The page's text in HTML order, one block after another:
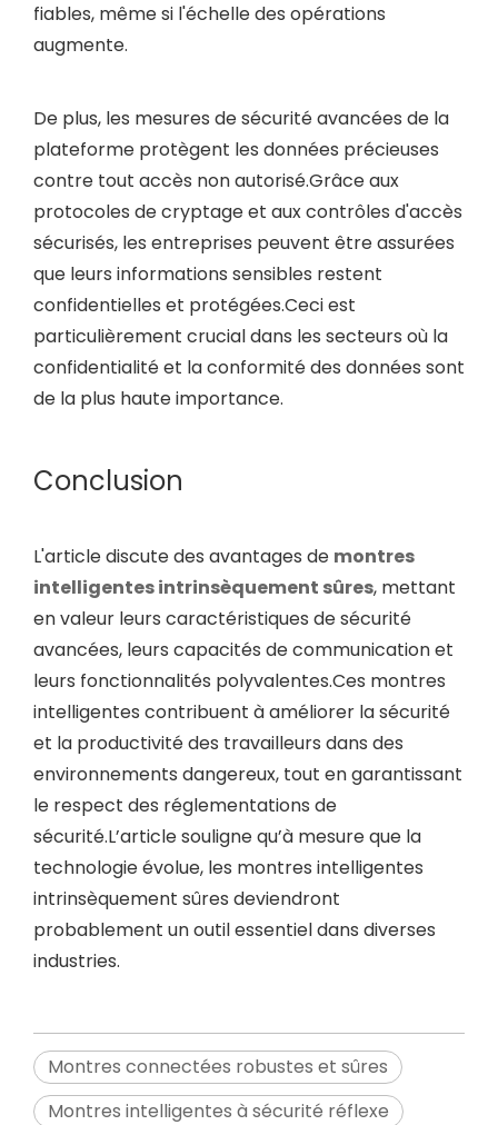
fiables, même si l'échelle des opérations
augmente.
De plus, les mesures de sécurité avancées de la
plateforme protègent les données précieuses
contre tout accès non autorisé.Grâce aux
protocoles de cryptage et aux contrôles d'accès
sécurisés, les entreprises peuvent être assurées
que leurs informations sensibles restent
confidentielles et protégées.Ceci est
particulièrement crucial dans les secteurs où la
confidentialité et la conformité des données sont
de la plus haute importance.
Conclusion
L'article discute des avantages de montres
intelligentes intrinsèquement sûres, mettant
en valeur leurs caractéristiques de sécurité
avancées, leurs capacités de communication et
leurs fonctionnalités polyvalentes.Ces montres
intelligentes contribuent à améliorer la sécurité
et la productivité des travailleurs dans des
environnements dangereux, tout en garantissant
le respect des réglementations de
sécurité.L’article souligne qu’à mesure que la
technologie évolue, les montres intelligentes
intrinsèquement sûres deviendront
probablement un outil essentiel dans diverses
industries.
Montres connectées robustes et sûres
Montres intelligentes à sécurité réflexe